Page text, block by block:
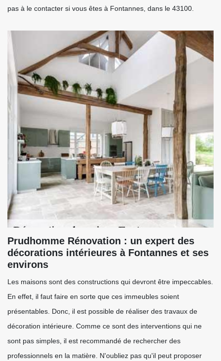
pas à le contacter si vous êtes à Fontannes, dans le 43100.
Prudhomme Rénovation : un expert des
décorations intérieures à Fontannes et ses
environs
Les maisons sont des constructions qui devront être impeccables.
En effet, il faut faire en sorte que ces immeubles soient
présentables. Donc, il est possible de réaliser des travaux de
décoration intérieure. Comme ce sont des interventions qui ne
sont pas simples, il est recommandé de rechercher des
professionnels en la matière. N'oubliez pas qu'il peut proposer